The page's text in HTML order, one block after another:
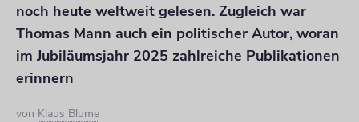
noch heute weltweit gelesen. Zugleich war
Thomas Mann auch ein politischer Autor, woran
im Jubiläumsjahr 2025 zahlreiche Publikationen
erinnern
von Klaus Blume